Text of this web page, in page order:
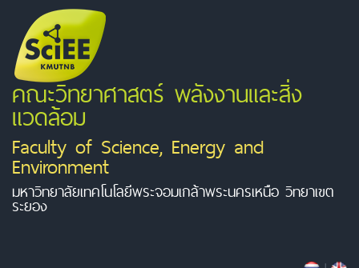
คณะวิทยาศาสตร์ พลังงานและสิ่ง
แวดล้อม
Faculty of Science, Energy and
Environment
มหาวิทยาลัยเทคโนโลยีพระจอมเกล้าพระนครเหนือ วิทยาเขต
ระยอง